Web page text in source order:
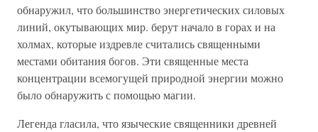
обнаружил, что большинство энергетических силовых
линий, окутывающих мир. берут начало в горах и на
холмах, которые издревле считались священными
местами обитания богов. Эти священные места
концентрации всемогущей природной энергии можно
было обнаружить с помощью магии.
Легенда гласила, что языческие священники древней